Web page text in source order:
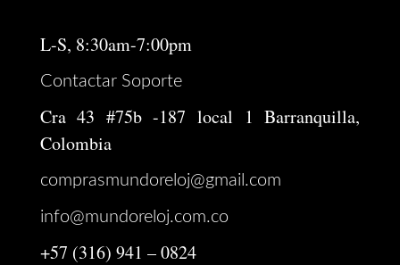
L-S, 8:30am-7:00pm
Contactar Soporte
Cra 43 #75b -187 local 1 Barranquilla,
Colombia
comprasmundoreloj@gmail.com
info@mundoreloj.com.co
+57 (316) 941 – 0824